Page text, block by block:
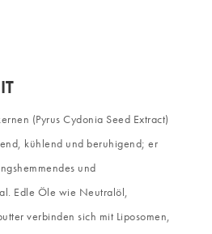
(Pyrus Cydonia Seed Extract)
kühlend und beruhigend; er
und
Edle Öle wie Neutralöl,
verbinden sich mit Liposomen,